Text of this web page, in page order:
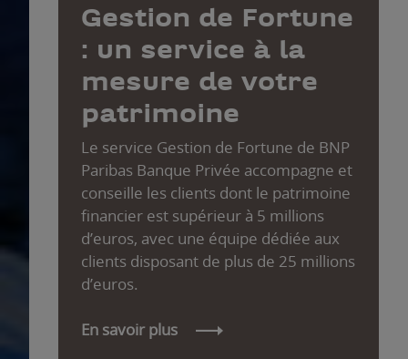
Gestion de Fortune
: un service à la
mesure de votre
patrimoine
Le service Gestion de Fortune de BNP
Paribas Banque Privée accompagne et
conseille les clients dont le patrimoine
financier est supérieur à 5 millions
d’euros, avec une équipe dédiée aux
clients disposant de plus de 25 millions
d’euros.
En savoir plus